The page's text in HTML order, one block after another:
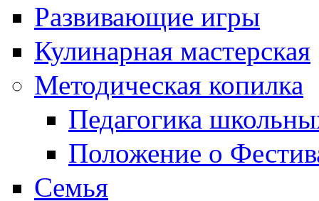
Развивающие игры
Кулинарная мастерская
Методическая копилка
Педагогика
Положение о
Семья